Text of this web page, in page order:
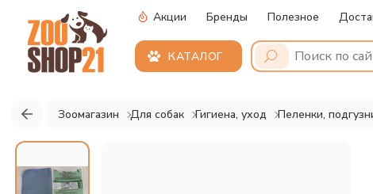
Акции Бренды Полезное
КАТАЛОГ
Зоомагазин Для собак Гигиена, уход Пеленки,